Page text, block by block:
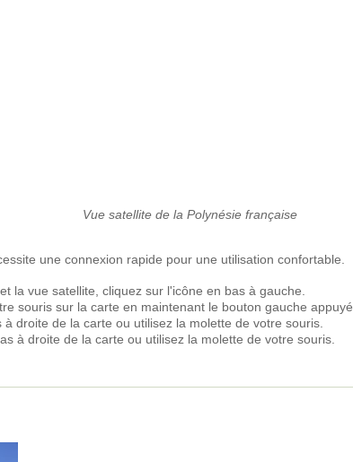
Vue satellite de la Polynésie française
une connexion rapide pour une utilisation confortable.
la vue satellite, cliquez sur l'icône en bas à gauche.
souris sur la carte en maintenant le bouton gauche appuyé.
droite de la carte ou utilisez la molette de votre souris.
à droite de la carte ou utilisez la molette de votre souris.